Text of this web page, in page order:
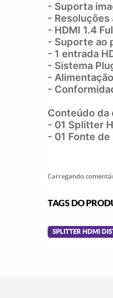
- Suporta
-
- HDMI 1.4
- Suporte ao
- 1 entrada
- Sistema
-
-
Conteúdo da
- 01 Splitter
- 01 Fonte
Carregando
TAGS DO
SPLITTER HDMI